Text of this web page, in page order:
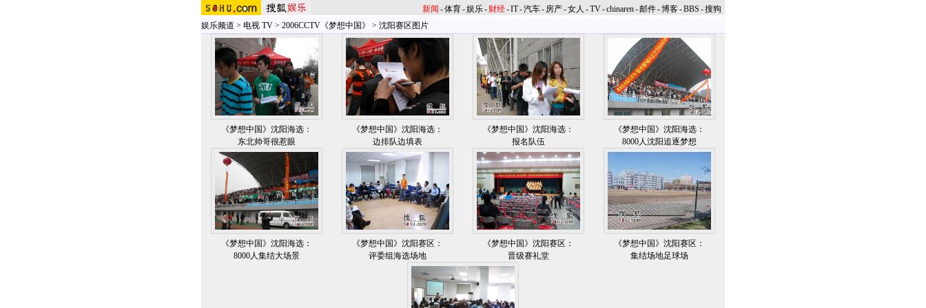
新闻 -体育-娱乐- 财经-IT-汽车- 房产-女人 -TV-chinaren-邮件-博客-BBS -搜狗
娱乐频道 > 电视 TV > 2006CCTV《梦想中国》 > 沈阳赛区图片
《梦想中国》沈阳海选：
东北帅哥很惹眼
《梦想中国》沈阳海选：
边排队边填表
《梦想中国》沈阳海选：
报名队伍
《梦想中国》沈阳海选：
8000人沈阳追逐梦想
《梦想中国》沈阳海选：
8000人集结大场景
《梦想中国》沈阳赛区：
评委组海选场地
《梦想中国》沈阳赛区：
晋级赛礼堂
《梦想中国》沈阳赛区：
集结场地足球场